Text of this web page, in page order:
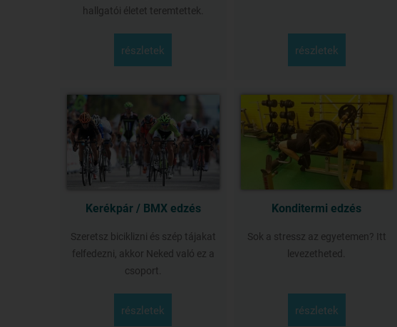
hallgatói életet teremtettek.
részletek részletek
Kerékpár / BMX edzés
Szeretsz biciklizni és szép tájakat
felfedezni, akkor Neked való ez a
csoport.
részletek
Konditermi edzés
Sok a stressz az egyetemen? Itt
levezetheted.
részletek